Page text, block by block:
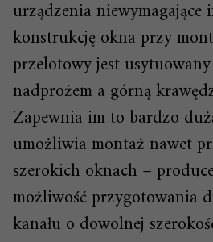
urządzenia niewymagające
konstrukcję okna przy
przelotowy jest
nadprożem a górną
Zapewnia im to bardzo
umożliwia montaż nawet
szerokich oknach –
możliwość przygotowania
kanału o dowolnej